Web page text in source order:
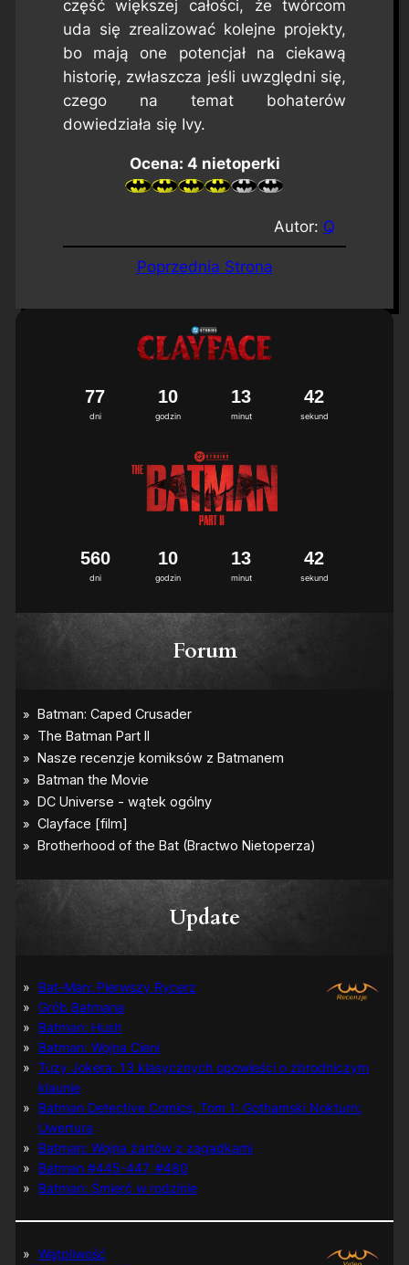
część większej całości, że twórcom
uda się zrealizować kolejne projekty,
bo mają one potencjał na ciekawą
historię, zwłaszcza jeśli uwzględni się,
czego na temat bohaterów
dowiedziała się Ivy.
Ocena: 4 nietoperki
Autor: Q
Poprzednia Strona
dni
77
godzin
10
minut
13
sekund
42
dni
560
godzin
10
minut
13
sekund
42
Forum
Update
Bat-Man: Pierwszy Rycerz
Grób Batmana
Batman: Hush
Batman: Wojna Cieni
Tuzy Jokera: 13 klasycznych opowieści o zbrodniczym
klaunie
Batman Detective Comics, Tom 1: Gothamski Nokturn:
Uwertura
Batman: Wojna żartów z zagadkami
Batman #445-447, #480
Batman: Śmierć w rodzinie
Wątpliwość